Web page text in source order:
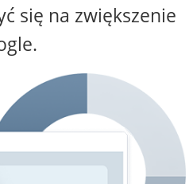
się na zwiększenie